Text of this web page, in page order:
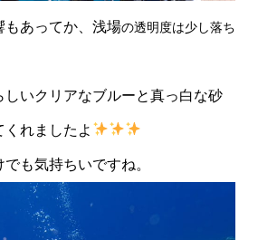
もあってか、浅場の透明度は少し落ち
いクリアなブルーと真っ白な砂
れましたよ
も気持ちいですね。